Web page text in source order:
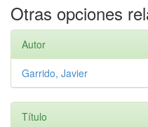
Otras opciones
Autor
Garrido, Javier
Título